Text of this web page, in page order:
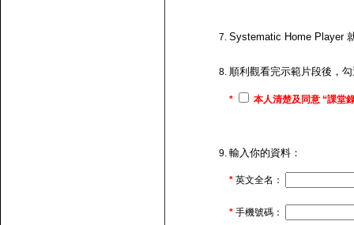
Systematic Home Player
順利觀看完示範片段後，
* 本人清楚及同意 “課堂
輸入你的資料：
* 英文全名：
* 手機號碼：